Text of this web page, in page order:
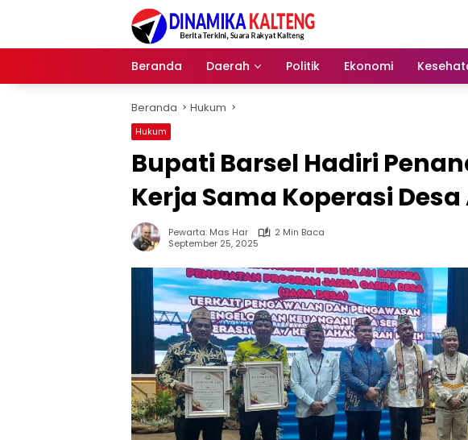
Beranda
Daerah Politik Ekonomi
Beranda Hukum
Hukum
Bupati Barsel Hadiri
Kerja Sama Koperasi
Pewarta: Mas Har
2 Min Baca
September 25, 2025